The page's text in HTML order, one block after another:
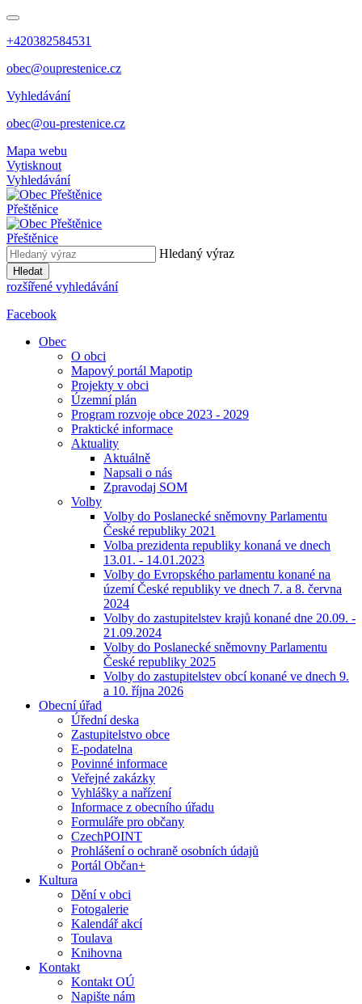
+420382584531
obec@ouprestenice.cz
Vyhledávání
obec@ou-prestenice.cz
Mapa webu
Vytisknout
Vyhledávání
Přeštěnice
Přeštěnice
Hledaný výraz
Hledat
rozšířené vyhledávání
Facebook
Obec
O obci
Mapový portál Mapotip
Projekty v obci
Územní plán
Program rozvoje obce 2023 - 2029
Praktické informace
Aktuality
Aktuálně
Napsali o nás
Zpravodaj SOM
Volby
Volby do Poslanecké sněmovny Parlamentu
České republiky 2021
Volba prezidenta republiky konaná ve dnech
13.01. - 14.01.2023
Volby do Evropského parlamentu konané na
území České republiky ve dnech 7. a 8. června
2024
Volby do zastupitelstev krajů konané dne 20.09. -
21.09.2024
Volby do Poslanecké sněmovny Parlamentu
České republiky 2025
Volby do zastupitelstev obcí konané ve dnech 9.
a 10. října 2026
Obecní úřad
Úřední deska
Zastupitelstvo obce
E-podatelna
Povinné informace
Veřejné zakázky
Vyhlášky a nařízení
Informace z obecního úřadu
Formuláře pro občany
CzechPOINT
Prohlášení o ochraně osobních údajů
Portál Občan+
Kultura
Dění v obci
Fotogalerie
Kalendář akcí
Toulava
Knihovna
Kontakt
Kontakt OÚ
Napište nám